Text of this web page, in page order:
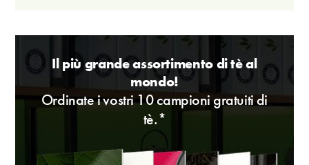
Il più grande assortimento di tè al
mondo!
Ordinate i vostri 10 campioni gratuiti di
tè.*